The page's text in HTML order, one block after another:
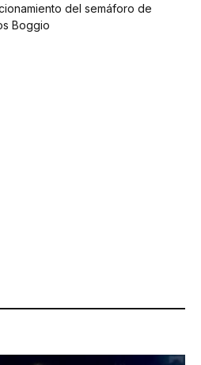
del semáforo de
Boggio